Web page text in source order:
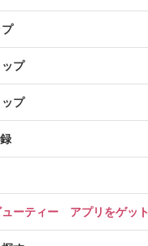
プ
プ
ーティー アプリをゲット